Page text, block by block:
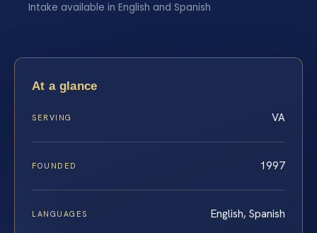
Intake available in English and Spanish
At a glance
SERVING VA
FOUNDED 1997
LANGUAGES English, Spanish